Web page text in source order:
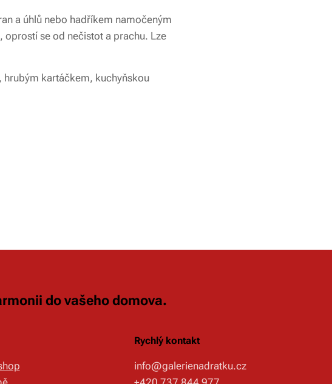
a úhlů nebo hadříkem namočeným
oprostí se od nečistot a prachu. Lze
hrubým kartáčkem, kuchyňskou
do vašeho domova.
Rychlý kontakt
info@galerienadratku.cz